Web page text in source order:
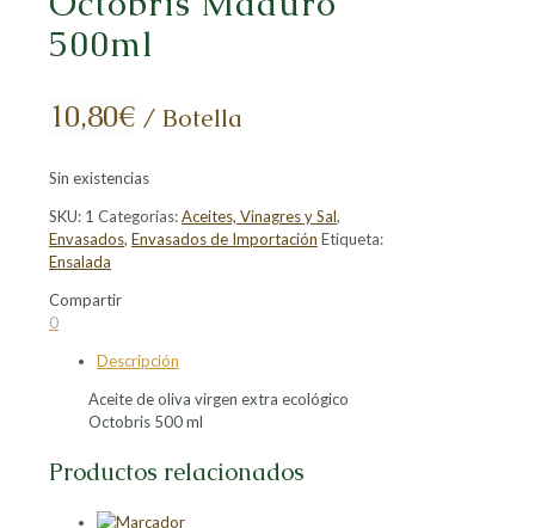
500ml
10,80€ / Botella
Sin existencias
SKU: 1 Categorías:Aceites, Vinagres y Sal,
Envasados, Envasados de Importación Etiqueta:
Ensalada
Compartir
Compartir
Facebook
Compartir
Compartir
LinkedIn
Compartir
Pinterest
0
Descripción
Aceite de oliva virgen extra ecológico
Octobris 500 ml
Productos relacionados